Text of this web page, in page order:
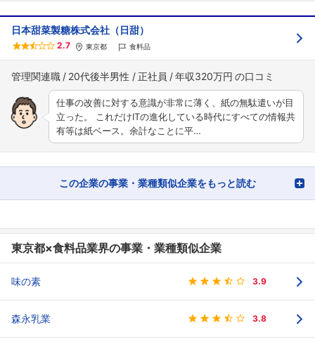
日本甜菜製糖株式会社（日甜）
2.7 東京都 食料品
管理関連職 20代後半男性 正社員 年収320万円
仕事の改善に対する意識が非常に薄く、紙の無駄遣いが目
立った。 これだけITの進化している時代にすべての情報共
有等は紙ベース。余計なことに平…
この企業の事業・業種類似企業をもっと読む
東京都×食料品業界の事業・業種類似企業
味の素 3.9
森永乳業 3.8